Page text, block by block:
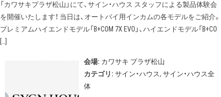
「カワサキプラザ松山」にて、サイン・ハウス スタッフによる製品体験会
を開催いたします！ 当日は、オートバイ用インカムの各モデルをご紹介。
プレミアムハイエンドモデル「B+COM 7X EVO」、ハイエンドモデル「B+CO
[…]
会場: カワサキ プラザ松山
カテゴリ: サイン・ハウス, サイン・ハウス全
体